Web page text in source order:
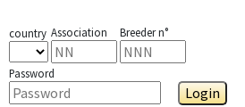
country Association Breeder n°
Password
Login